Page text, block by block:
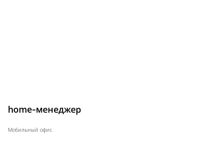
home-менеджер
Мобильный офис